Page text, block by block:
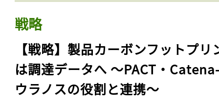
戦略
【戦略】製品カーボンフットプリ
は調達データへ 〜PACT・
ウラノスの役割と連携〜